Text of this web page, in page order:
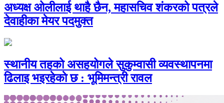
अध्यक्ष ओलीलाई थाहै छैन, महासचिव शंकरको पत्रले
देवाहीका मेयर पदमुक्त
स्थानीय तहको असहयोगले सुकुम्वासी व्यवस्थापनमा
ढिलाइ भइरहेकाे छ : भूमिमन्त्री रावल